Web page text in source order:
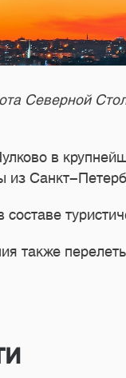
Северной
в
из Санкт-
также